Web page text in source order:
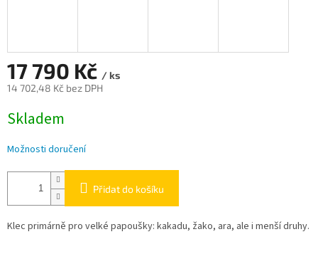
17 790 Kč / ks
14 702,48 Kč bez DPH
cena:
Skladem
Možnosti doručení
Přidat do košíku
Klec primárně pro velké papoušky: kakadu, žako, ara, ale i menší druhy.